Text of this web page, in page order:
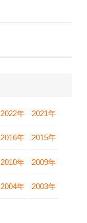
2022年 2021年
2016年 2015年
2010年 2009年
2004年 2003年